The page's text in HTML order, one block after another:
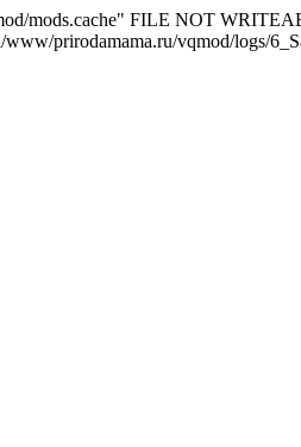
mods.cache" FILE NOT
www/prirodamama.ru/vqmod/logs/